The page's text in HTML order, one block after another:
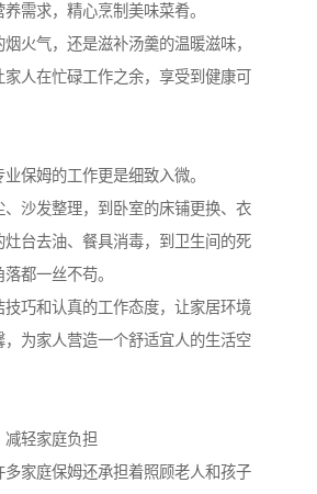
需求，精心烹制美味菜肴。
火气，还是滋补汤羹的温暖滋味，
人在忙碌工作之余，享受到健康可
保姆的工作更是细致入微。
、沙发整理，到卧室的床铺更换、衣
灶台去油、餐具消毒，到卫生间的死
都一丝不苟。
技巧和认真的工作态度，让家居环境
，为家人营造一个舒适宜人的生活空
减轻家庭负担
多家庭保姆还承担着照顾老人和孩子